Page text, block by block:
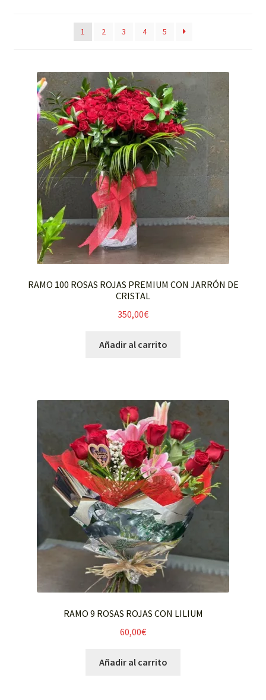
1 2 3 4 5
RAMO 100 ROSAS ROJAS PREMIUM CON JARRÓN DE
CRISTAL
350,00€
Añadir al carrito
RAMO 9 ROSAS ROJAS CON LILIUM
60,00€
Añadir al carrito